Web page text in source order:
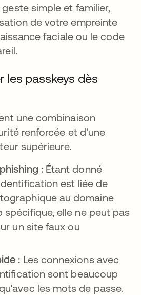
simple et familier,
de votre empreinte
faciale ou le code
les passkeys dès
une combinaison
renforcée et d'une
supérieure.
: Étant donné
est liée de
au domaine
spécifique, elle ne peut pas
un site faux ou
: Les connexions avec
sont beaucoup
les mots de passe.